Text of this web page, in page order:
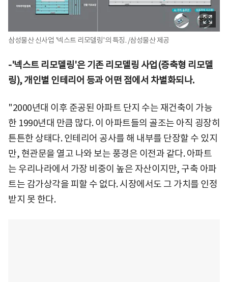
삼성물산 신사업 '넥스트 리모델링'의 특징. /삼성물산 제공
-'넥스트 리모델링'은 기존 리모델링 사업(증축형 리모델
링), 개인별 인테리어 등과 어떤 점에서 차별화되나.
"2000년대 이후 준공된 아파트 단지 수는 재건축이 가능
한 1990년대 만큼 많다. 이 아파트들의 골조는 아직 굉장히
튼튼한 상태다. 인테리어 공사를 해 내부를 단장할 수 있지
만, 현관문을 열고 나와 보는 풍경은 이전과 같다. 아파트
는 우리나라에서 가장 비중이 높은 자산이지만, 구축 아파
트는 감가상각을 피할 수 없다. 시장에서도 그 가치를 인정
받지 못 한다.